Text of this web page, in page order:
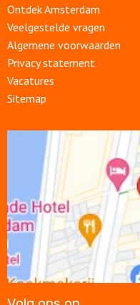
Ontdek Amsterdam
Veelgestelde vragen
Algemene voorwaarden
Privacy statement
Vacatures
Sitemap